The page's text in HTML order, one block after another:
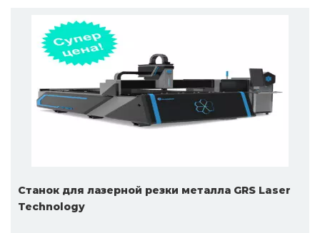
Станок для лазерной резки металла GRS Laser
Technology